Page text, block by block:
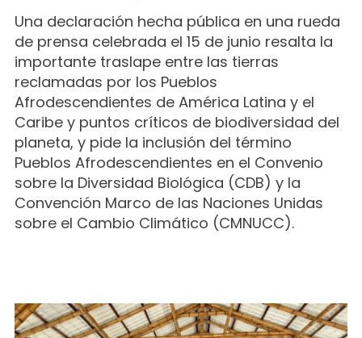
Una declaración hecha pública en una rueda
de prensa celebrada el 15 de junio resalta la
importante traslape entre las tierras
reclamadas por los Pueblos
Afrodescendientes de América Latina y el
Caribe y puntos críticos de biodiversidad del
planeta, y pide la inclusión del término
Pueblos Afrodescendientes en el Convenio
sobre la Diversidad Biológica (CDB) y la
Convención Marco de las Naciones Unidas
sobre el Cambio Climático (CMNUCC).